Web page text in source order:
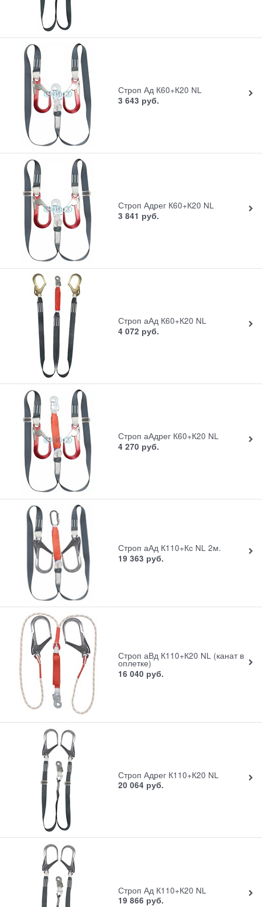
Строп Ад К60+К20 NL
3 643 руб.
Строп Адрег К60+К20 NL
3 841 руб.
Строп аАд К60+К20 NL
4 072 руб.
Строп аАдрег К60+К20 NL
4 270 руб.
Строп аАд К110+Кc NL 2м.
19 363 руб.
Строп аВд К110+К20 NL (канат в
оплетке)
16 040 руб.
Строп Адрег К110+К20 NL
20 064 руб.
Строп Ад К110+К20 NL
19 866 руб.